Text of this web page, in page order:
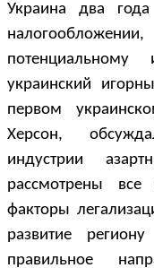
Украина два
украинский
первом
Херсон,
индустрии
рассмотрены все
факторы
развитие
правильное